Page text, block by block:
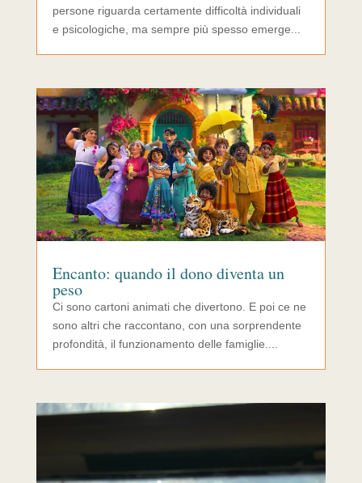
persone riguarda certamente difficoltà individuali
e psicologiche, ma sempre più spesso emerge...
Encanto: quando il dono diventa un
peso
Ci sono cartoni animati che divertono. E poi ce ne
sono altri che raccontano, con una sorprendente
profondità, il funzionamento delle famiglie....